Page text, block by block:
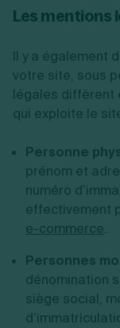
Les mentions
Il y a également
votre site, sous
légales diffèrent
qui exploite le
Personne
prénom et
numéro
effectivement
e-commerce.
Personnes
dénomination
siège social,